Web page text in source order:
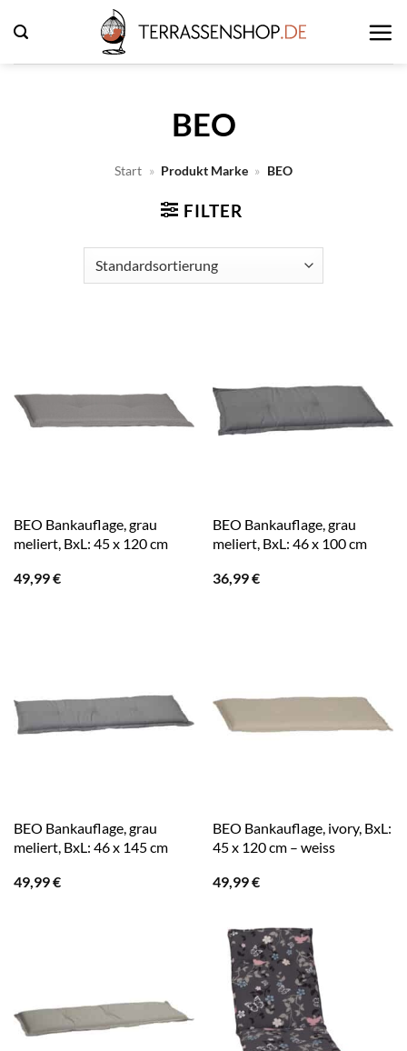
Inhalt
springen
BEO
Start » Produkt Marke » BEO
FILTER
BEO Bankauflage, grau
meliert, BxL: 45 x 120 cm
49,99€
BEO Bankauflage, grau
meliert, BxL: 46 x 100 cm
36,99€
BEO Bankauflage, grau
meliert, BxL: 46 x 145 cm
49,99€
BEO Bankauflage, ivory, BxL:
45 x 120 cm – weiss
49,99€